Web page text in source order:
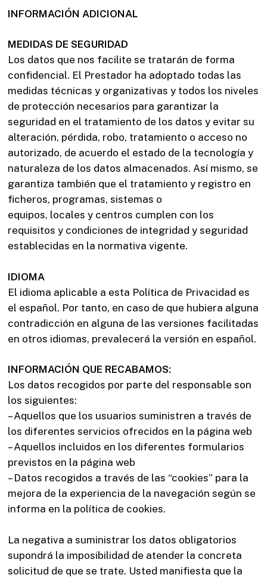
INFORMACIÓN ADICIONAL
MEDIDAS DE SEGURIDAD
Los datos que nos facilite se tratarán de forma
confidencial. El Prestador ha adoptado todas las
medidas técnicas y organizativas y todos los niveles
de protección necesarios para garantizar la
seguridad en el tratamiento de los datos y evitar su
alteración, pérdida, robo, tratamiento o acceso no
autorizado, de acuerdo el estado de la tecnología y
naturaleza de los datos almacenados. Así mismo, se
garantiza también que el tratamiento y registro en
ficheros, programas, sistemas o
equipos, locales y centros cumplen con los
requisitos y condiciones de integridad y seguridad
establecidas en la normativa vigente.
IDIOMA
El idioma aplicable a esta Política de Privacidad es
el español. Por tanto, en caso de que hubiera alguna
contradicción en alguna de las versiones facilitadas
en otros idiomas, prevalecerá la versión en español.
INFORMACIÓN QUE RECABAMOS:
Los datos recogidos por parte del responsable son
los siguientes:
– Aquellos que los usuarios suministren a través de
los diferentes servicios ofrecidos en la página web
– Aquellos incluidos en los diferentes formularios
previstos en la página web
– Datos recogidos a través de las “cookies” para la
mejora de la experiencia de la navegación según se
informa en la política de cookies.
La negativa a suministrar los datos obligatorios
supondrá la imposibilidad de atender la concreta
solicitud de que se trate. Usted manifiesta que la